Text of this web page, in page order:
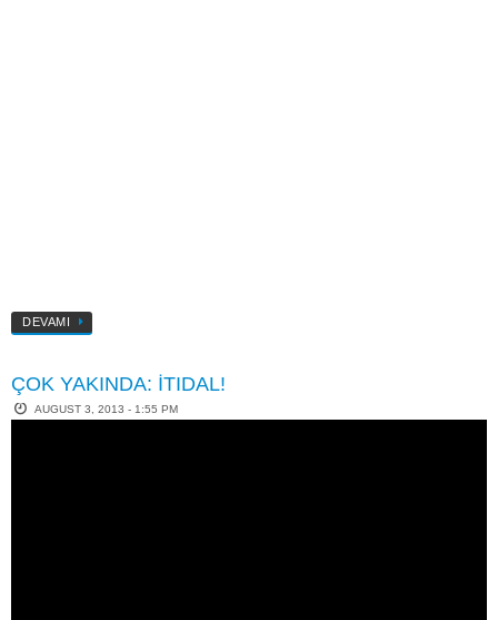
DEVAMI
ÇOK YAKINDA: İTIDAL!
AUGUST 3, 2013 - 1:55 PM